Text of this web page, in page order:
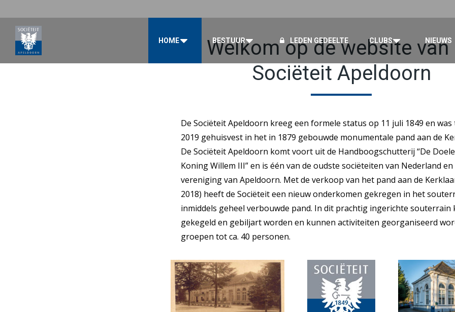
HOME BESTUUR LEDEN GEDEELTE CLUBS NIEUWS
Welkom op de website van
Sociëteit Apeldoorn
De Sociëteit Apeldoorn kreeg een formele status op 11 juli 1849 en
2019 gehuisvest in het in 1879 gebouwde monumentale pand aan de
De Sociëteit Apeldoorn komt voort uit de Handboogschutterij “De
Koning Willem III” en is één van de oudste sociëteiten van Nederland
vereniging van Apeldoorn. Met de verkoop van het pand aan de
2018) heeft de Sociëteit een nieuw onderkomen gekregen in het
inmiddels geheel verbouwde pand. In dit prachtig ingerichte souterrain
gekegeld en gebiljart worden en kunnen activiteiten georganiseerd
groepen tot ca. 40 personen.